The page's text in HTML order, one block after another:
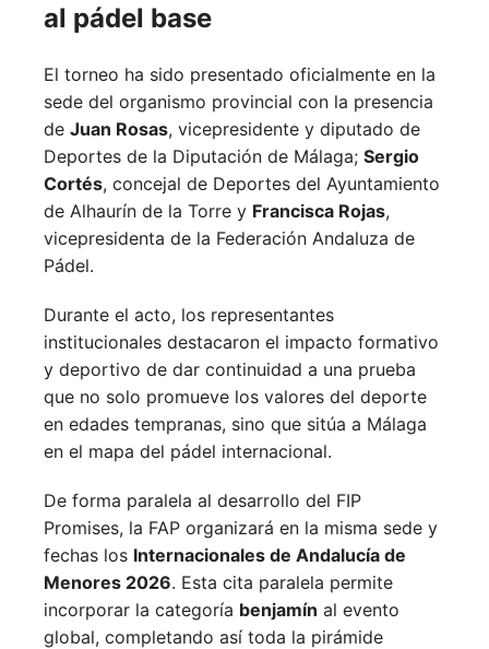
al pádel base
El torneo ha sido presentado oficialmente en la
sede del organismo provincial con la presencia
de Juan Rosas, vicepresidente y diputado de
Deportes de la Diputación de Málaga; Sergio
Cortés, concejal de Deportes del Ayuntamiento
de Alhaurín de la Torre y Francisca Rojas,
vicepresidenta de la Federación Andaluza de
Pádel.
Durante el acto, los representantes
institucionales destacaron el impacto formativo
y deportivo de dar continuidad a una prueba
que no solo promueve los valores del deporte
en edades tempranas, sino que sitúa a Málaga
en el mapa del pádel internacional.
De forma paralela al desarrollo del FIP
Promises, la FAP organizará en la misma sede y
fechas los Internacionales de Andalucía de
Menores 2026. Esta cita paralela permite
incorporar la categoría benjamín al evento
global, completando así toda la pirámide